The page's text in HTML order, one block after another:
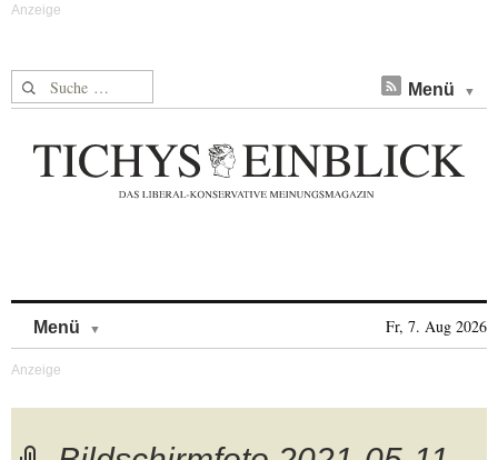
Suche nach: Menü
Menü Fr, 7. Aug 2026